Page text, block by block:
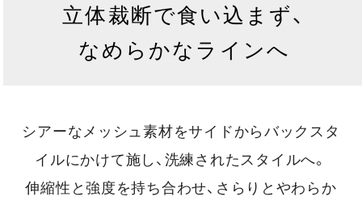
立体裁断で食い込まず、
なめらかなラインへ
シアーなメッシュ素材をサイドからバックスタ
イルにかけて施し、洗練されたスタイルへ。
伸縮性と強度を持ち合わせ、さらりとやわらか